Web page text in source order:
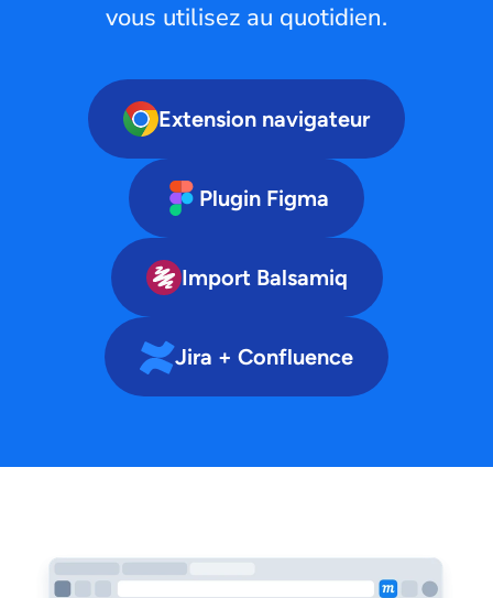
vous utilisez au quotidien.
Extension navigateur
Plugin Figma
Import Balsamiq
Jira + Confluence